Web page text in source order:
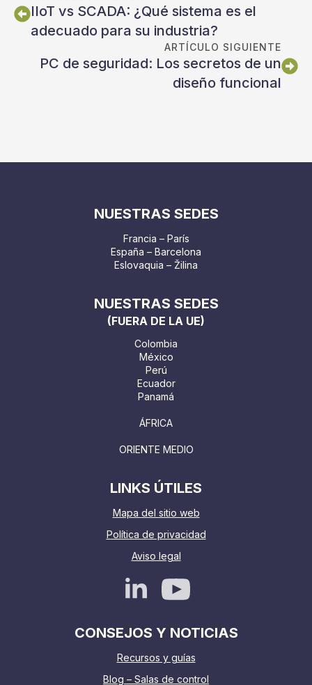
IIoT vs SCADA: ¿Qué sistema es el
adecuado para su industria?
ARTÍCULO SIGUIENTE
PC de seguridad: Los secretos de un
diseño funcional
NUESTRAS SEDES
Francia – París
España – Barcelona
Eslovaquia – Žilina
NUESTRAS SEDES
(FUERA DE LA UE)
Colombia
México
Perú
Ecuador
Panamá
ÁFRICA
ORIENTE MEDIO
LINKS ÚTILES
Mapa del sitio web
Política de privacidad
Aviso legal
CONSEJOS Y NOTICIAS
Recursos y guías
Blog – Salas de control